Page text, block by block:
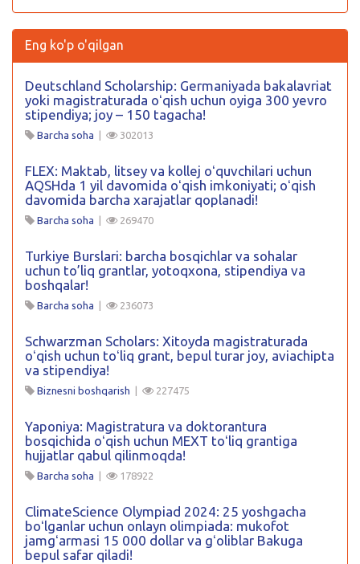
Eng ko'p o'qilgan
Deutschland Scholarship: Germaniyada bakalavriat
yoki magistraturada oʻqish uchun oyiga 300 yevro
stipendiya; joy – 150 tagacha!
Barcha soha 302013
FLEX: Maktab, litsey va kollej oʻquvchilari uchun
AQSHda 1 yil davomida oʻqish imkoniyati; oʻqish
davomida barcha xarajatlar qoplanadi!
Barcha soha 269470
Turkiye Burslari: barcha bosqichlar va sohalar
uchun to’liq grantlar, yotoqxona, stipendiya va
boshqalar!
Barcha soha 236073
Schwarzman Scholars: Xitoyda magistraturada
oʻqish uchun toʻliq grant, bepul turar joy, aviachipta
va stipendiya!
Biznesni boshqarish 227475
Yaponiya: Magistratura va doktorantura
bosqichida oʻqish uchun MEXT toʻliq grantiga
hujjatlar qabul qilinmoqda!
Barcha soha 178922
ClimateScience Olympiad 2024: 25 yoshgacha
boʻlganlar uchun onlayn olimpiada: mukofot
jamgʻarmasi 15 000 dollar va gʻoliblar Bakuga
bepul safar qiladi!